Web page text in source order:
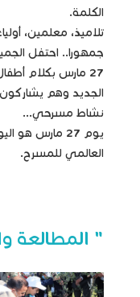
الكلمة.
تلاميذ، معلمين،
جمهورا.. احتفل
27 مارس بكلام
الجديد وهم
نشاط مسرحي...
يوم 27 مارس هو
العالمي للمسرح.
" المطالعة